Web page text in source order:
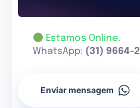
Estamos Online.
WhatsApp: (31) 9664-
Enviar mensagem